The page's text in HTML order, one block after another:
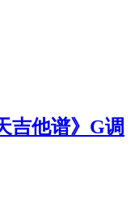
吉他谱》G调